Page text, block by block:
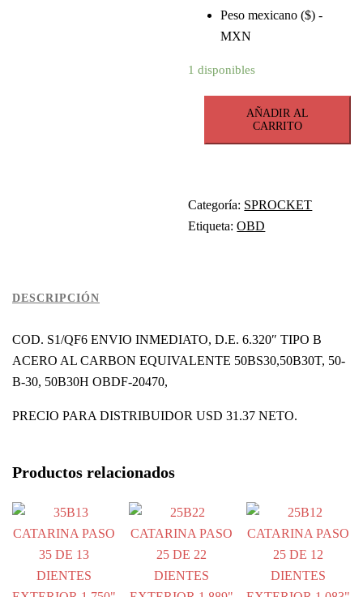
Peso mexicano ($) -
MXN
1 disponibles
CATARINA
PASO
30
DIENTES
AÑADIR AL
CARRITO
Categoría: SPROCKET
Etiqueta:OBD
DESCRIPCIÓN
COD. S1/QF6 ENVIO INMEDIATO, D.E. 6.320″ TIPO B
ACERO AL CARBON EQUIVALENTE 50BS30,50B30T, 50-
B-30, 50B30H OBDF-20470,
PRECIO PARA DISTRIBUIDOR USD 31.37 NETO.
Productos relacionados